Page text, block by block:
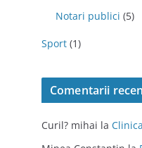
Notari publici (5)
Sport (1)
Comentarii
Curil? mihai la